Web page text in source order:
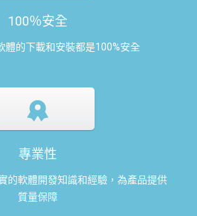
100％安全
體的下載和安裝都是100%安全
專業性
的軟體開發知識和經驗，為產品提供
質量保障